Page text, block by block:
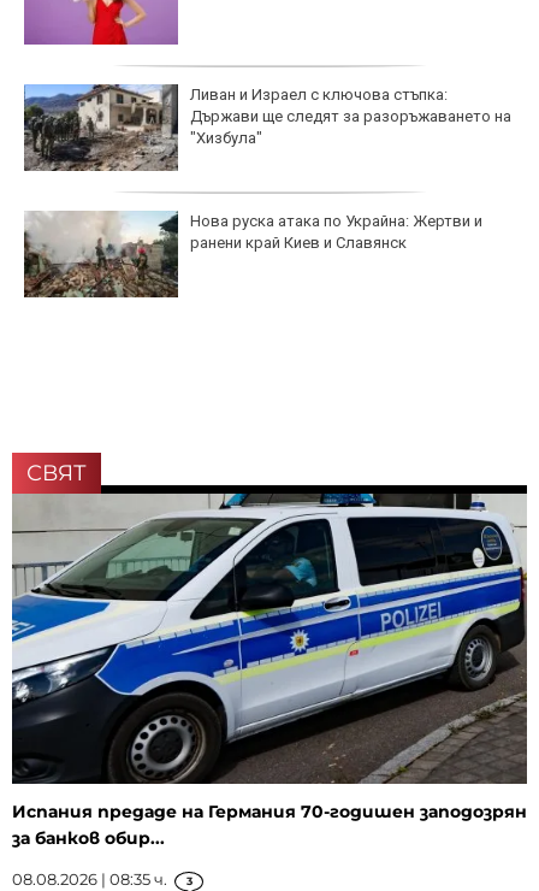
Ливан и Израел с ключова стъпка:
Държави ще следят за разоръжаването на
"Хизбула"
Нова руска атака по Украйна: Жертви и
ранени край Киев и Славянск
СВЯТ
Испания предаде на Германия 70-годишен заподозрян
за банков обир...
08.08.2026 | 08:35 ч. 3